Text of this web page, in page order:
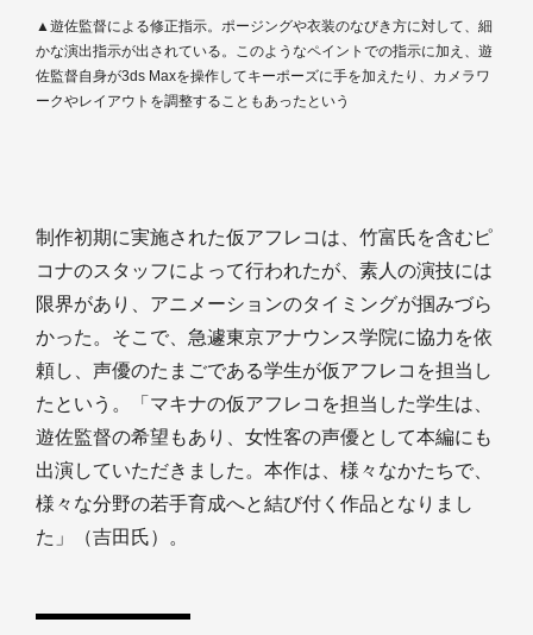
▲遊佐監督による修正指示。ポージングや衣装のなびき方に対して、細
かな演出指示が出されている。このようなペイントでの指示に加え、遊
佐監督自身が3ds Maxを操作してキーポーズに手を加えたり、カメラワ
ークやレイアウトを調整することもあったという
制作初期に実施された仮アフレコは、竹富氏を含むピ
コナのスタッフによって行われたが、素人の演技には
限界があり、アニメーションのタイミングが掴みづら
かった。そこで、急遽東京アナウンス学院に協力を依
頼し、声優のたまごである学生が仮アフレコを担当し
たという。「マキナの仮アフレコを担当した学生は、
遊佐監督の希望もあり、女性客の声優として本編にも
出演していただきました。本作は、様々なかたちで、
様々な分野の若手育成へと結び付く作品となりまし
た」（吉田氏）。